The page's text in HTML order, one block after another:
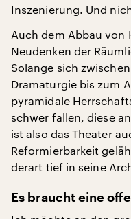
Inszenierung. Und
Auch dem Abbau von
Neudenken der
Solange sich
Dramaturgie bis zum
pyramidale
schwer fallen, diese
ist also das Theater
Reformierbarkeit
derart tief in seine
Es braucht eine